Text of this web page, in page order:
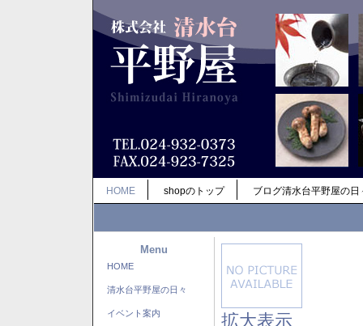
HOME shopのトップ ブログ清水台平野屋の日
Menu
HOME
清水台平野屋の日々
イベント案内 拡大表示